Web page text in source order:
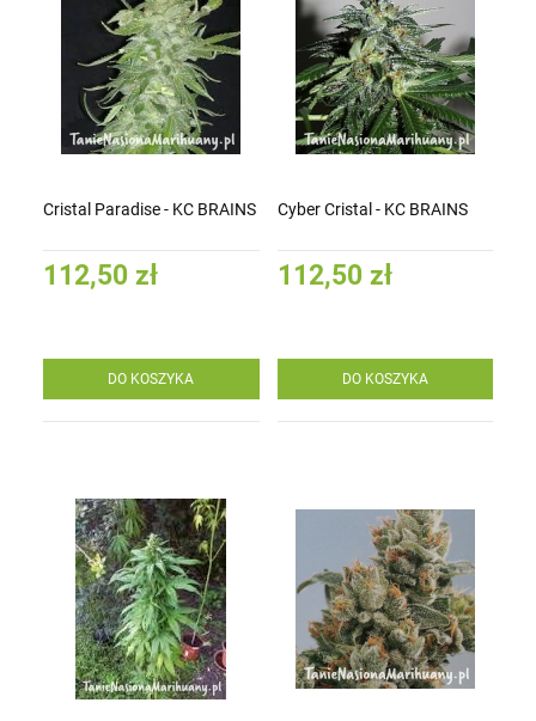
Cristal Paradise - KC BRAINS
112,50 zł
DO KOSZYKA
Cyber Cristal - KC BRAINS
112,50 zł
DO KOSZYKA